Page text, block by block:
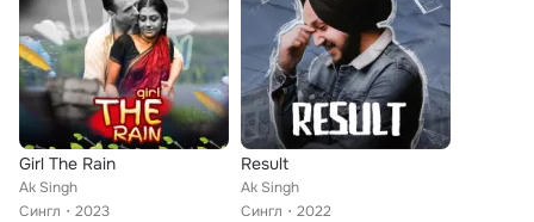
Girl The Rain
Ak Singh
Сингл
2023
Result
Ak Singh
Сингл
2022